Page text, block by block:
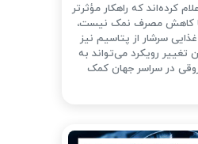
کرده‌اند که راهکار مؤثرتر
کاهش مصرف نمک نیست،
سرشار از پتاسیم نیز
تغییر رویکرد می‌تواند به
در سراسر جهان کمک